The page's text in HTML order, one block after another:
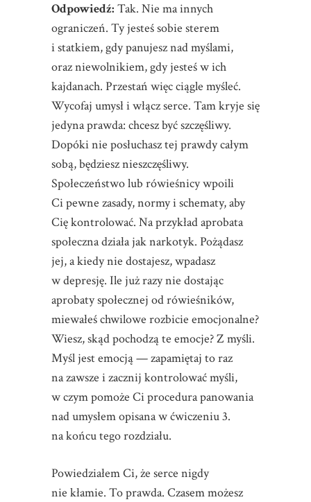
Odpowiedź: Tak. Nie ma innych
ograniczeń. Ty jesteś sobie sterem
i statkiem, gdy panujesz nad myślami,
oraz niewolnikiem, gdy jesteś w ich
kajdanach. Przestań więc ciągle myśleć.
Wycofaj umysł i włącz serce. Tam kryje się
jedyna prawda: chcesz być szczęśliwy.
Dopóki nie posłuchasz tej prawdy całym
sobą, będziesz nieszczęśliwy.
Społeczeństwo lub rówieśnicy wpoili
Ci pewne zasady, normy i schematy, aby
Cię kontrolować. Na przykład aprobata
społeczna działa jak narkotyk. Pożądasz
jej, a kiedy nie dostajesz, wpadasz
w depresję. Ile już razy nie dostając
aprobaty społecznej od rówieśników,
miewałeś chwilowe rozbicie emocjonalne?
Wiesz, skąd pochodzą te emocje? Z myśli.
Myśl jest emocją — zapamiętaj to raz
na zawsze i zacznij kontrolować myśli,
w czym pomoże Ci procedura panowania
nad umysłem opisana w ćwiczeniu 3.
na końcu tego rozdziału.
Powiedziałem Ci, że serce nigdy
nie kłamie. To prawda. Czasem możesz